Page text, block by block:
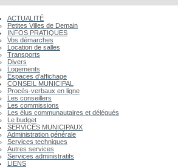
ACTUALITÉ
Petites Villes de Demain
INFOS PRATIQUES
Vos démarches
Location de salles
Transports
Divers
Logements
Espaces d'affichage
CONSEIL MUNICIPAL
Procès-verbaux en ligne
Les conseillers
Les commissions
Les élus communautaires et délégués
Le budget
SERVICES MUNICIPAUX
Administration générale
Services techniques
Autres services
Services administratifs
LIENS